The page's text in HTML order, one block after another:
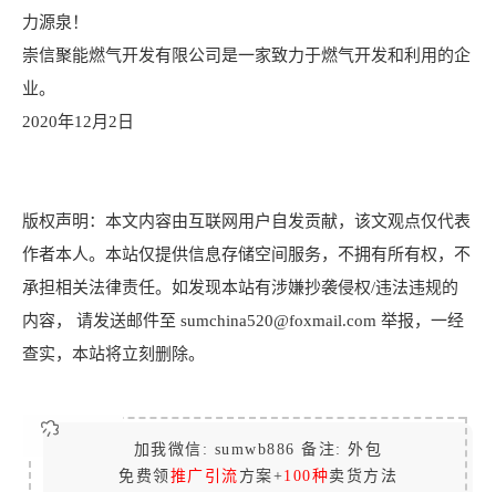
力源泉！
崇信聚能燃气开发有限公司是一家致力于燃气开发和利用的企
业。
2020年12月2日
版权声明：本文内容由互联网用户自发贡献，该文观点仅代表
作者本人。本站仅提供信息存储空间服务，不拥有所有权，不
承担相关法律责任。如发现本站有涉嫌抄袭侵权/违法违规的
内容， 请发送邮件至 sumchina520@foxmail.com 举报，一经
查实，本站将立刻删除。
加我微信: sumwb886 备注: 外包
免费领 推广引流 方案+100种卖货方法